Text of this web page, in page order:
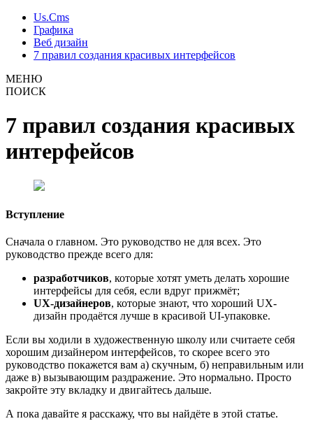
Us.Cms
Графика
Веб дизайн
7 правил создания красивых интерфейсов
МЕНЮ
ПОИСК
7 правил создания красивых
интерфейсов
Вступление
Сначала о главном. Это руководство не для всех. Это
руководство прежде всего для:
разработчиков, которые хотят уметь делать хорошие
интерфейсы для себя, если вдруг прижмёт;
UX-дизайнеров, которые знают, что хороший UX-
дизайн продаётся лучше в красивой UI-упаковке.
Если вы ходили в художественную школу или считаете себя
хорошим дизайнером интерфейсов, то скорее всего это
руководство покажется вам а) скучным, б) неправильным или
даже в) вызывающим раздражение. Это нормально. Просто
закройте эту вкладку и двигайтесь дальше.
А пока давайте я расскажу, что вы найдёте в этой статье.